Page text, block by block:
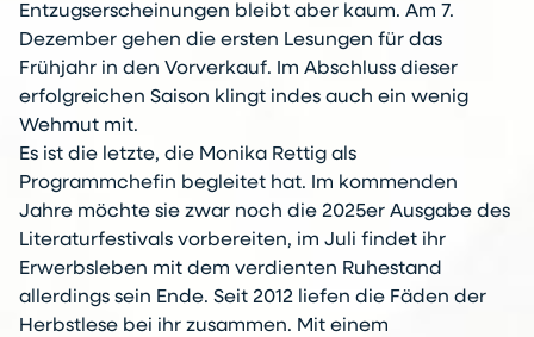
Entzugserscheinungen bleibt aber kaum. Am 7.
Dezember gehen die ersten Lesungen für das
Frühjahr in den Vorverkauf. Im Abschluss dieser
erfolgreichen Saison klingt indes auch ein wenig
Wehmut mit.
Es ist die letzte, die Monika Rettig als
Programmchefin begleitet hat. Im kommenden
Jahre möchte sie zwar noch die 2025er Ausgabe des
Literaturfestivals vorbereiten, im Juli findet ihr
Erwerbsleben mit dem verdienten Ruhestand
allerdings sein Ende. Seit 2012 liefen die Fäden der
Herbstlese bei ihr zusammen. Mit einem